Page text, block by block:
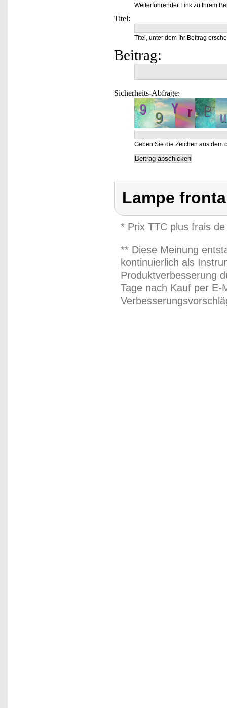
Weiterführender Link zu Ihrem
Titel:
Titel, unter dem Ihr Beitrag
Beitrag:
Sicherheits-Abfrage:
Geben Sie die Zeichen aus dem
Lampe
* Prix TTC plus frais
** Diese Meinung
kontinuierlich als
Produktverbesserung
Tage nach Kauf per E-